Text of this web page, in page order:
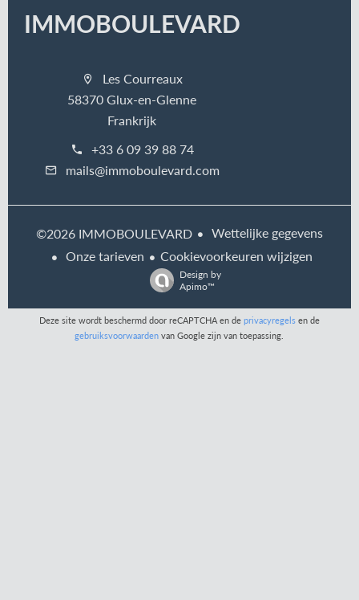
IMMOBOULEVARD
Les Courreaux
58370 Glux-en-Glenne
Frankrijk
+33 6 09 39 88 74
mails@immoboulevard.com
©2026 IMMOBOULEVARD
Wettelijke gegevens
Onze tarieven
Cookievoorkeuren wijzigen
Design by
Apimo™
Deze site wordt beschermd door reCAPTCHA en de privacyregels en de
gebruiksvoorwaarden van Google zijn van toepassing.